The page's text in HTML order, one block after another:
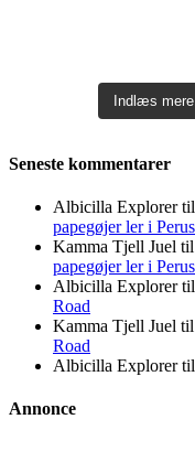
Indlæs
Seneste kommentarer
Albicilla Explorertil
papegøjer ler i
Kamma Tjell Juel til
papegøjer ler i
Albicilla Explorertil
Road
Kamma Tjell Juel til
Road
Albicilla Explorertil
Annonce